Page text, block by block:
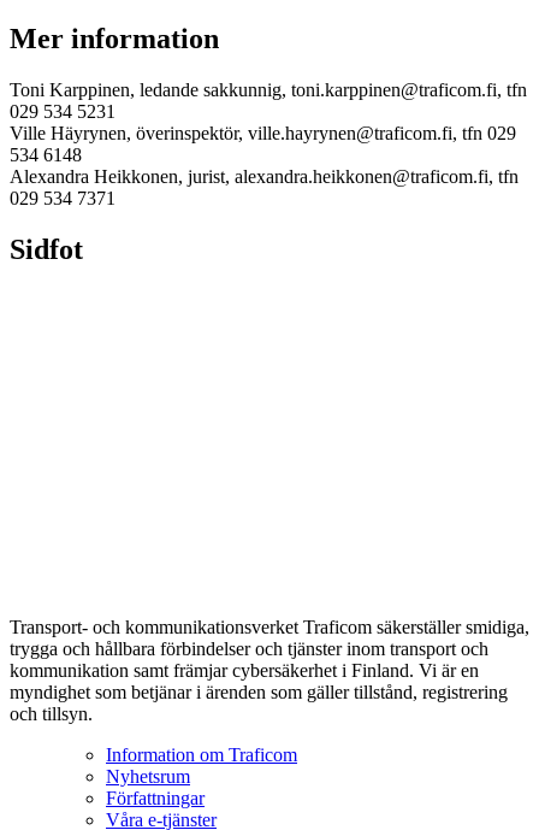
Mer information
Toni Karppinen, ledande sakkunnig, toni.karppinen@traficom.fi, tfn
029 534 5231
Ville Häyrynen, överinspektör, ville.hayrynen@traficom.fi, tfn 029
534 6148
Alexandra Heikkonen, jurist, alexandra.heikkonen@traficom.fi, tfn
029 534 7371
Sidfot
Transport- och kommunikationsverket Traficom säkerställer smidiga,
trygga och hållbara förbindelser och tjänster inom transport och
kommunikation samt främjar cybersäkerhet i Finland. Vi är en
myndighet som betjänar i ärenden som gäller tillstånd, registrering
och tillsyn.
Information om Traficom
Nyhetsrum
Författningar
Våra e-tjänster